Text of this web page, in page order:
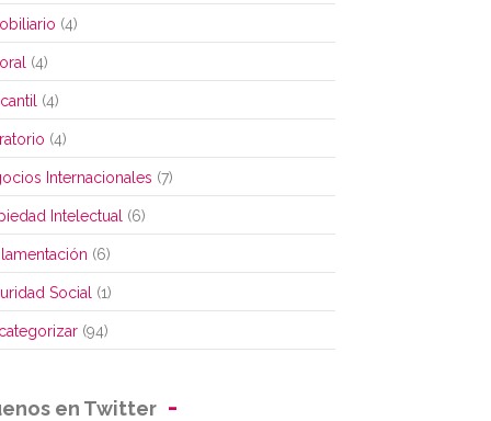
(4)
(4)
(4)
(4)
Internacionales (7)
Intelectual (6)
(6)
Social (1)
(94)
en Twitter